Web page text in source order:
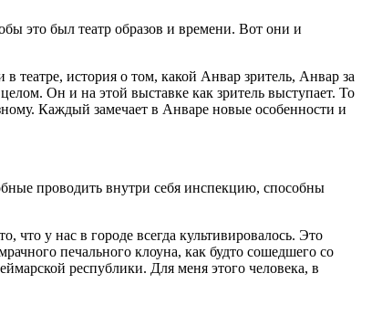
это был театр образов и времени. Вот они и
театре, история о том, какой Анвар зритель, Анвар за
Он и на этой выставке как зритель выступает. То
Каждый замечает в Анваре новые особенности и
проводить внутри себя инспекцию, способны
что у нас в городе всегда культивировалось. Это
печального клоуна, как будто сошедшего со
республики. Для меня этого человека, в